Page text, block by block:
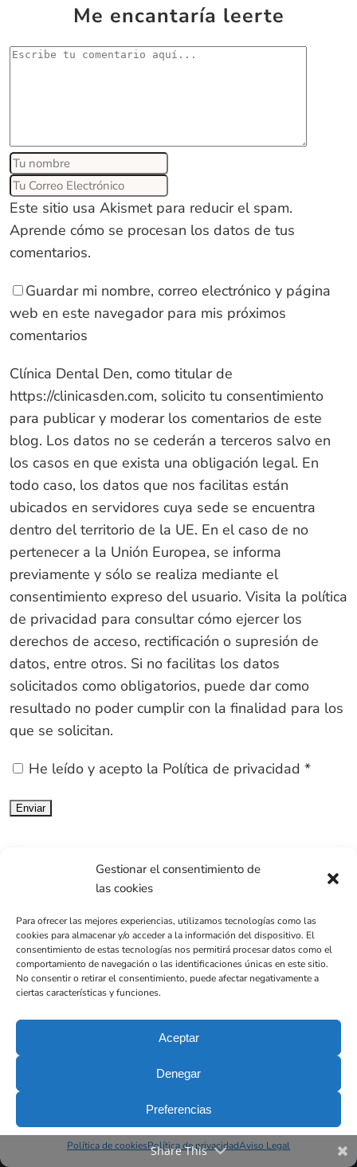
Gestionar el consentimiento de
las cookies
Para ofrecer las mejores experiencias, utilizamos tecnologías como las
cookies para almacenar y/o acceder a la información del dispositivo. El
consentimiento de estas tecnologías nos permitirá procesar datos como el
comportamiento de navegación o las identificaciones únicas en este sitio.
No consentir o retirar el consentimiento, puede afectar negativamente a
ciertas características y funciones.
Aceptar
Denegar
Preferencias
Política de cookiesPolítica de privacidadAviso Legal
Me encantaría leerte
Este sitio usa Akismet para reducir el spam.
Aprende cómo se procesan los datos de tus
comentarios.
Guardar mi nombre, correo electrónico y página
web en este navegador para mis próximos
comentarios
Clínica Dental Den, como titular de
https://clinicasden.com, solicito tu consentimiento
para publicar y moderar los comentarios de este
blog. Los datos no se cederán a terceros salvo en
los casos en que exista una obligación legal. En
todo caso, los datos que nos facilitas están
ubicados en servidores cuya sede se encuentra
dentro del territorio de la UE. En el caso de no
pertenecer a la Unión Europea, se informa
previamente y sólo se realiza mediante el
consentimiento expreso del usuario. Visita la política
de privacidad para consultar cómo ejercer los
derechos de acceso, rectificación o supresión de
datos, entre otros. Si no facilitas los datos
solicitados como obligatorios, puede dar como
resultado no poder cumplir con la finalidad para los
que se solicitan.
He leído y acepto la Política de privacidad *
Clínica Dental DEN Barcelona
Via Augusta, 28
Share This